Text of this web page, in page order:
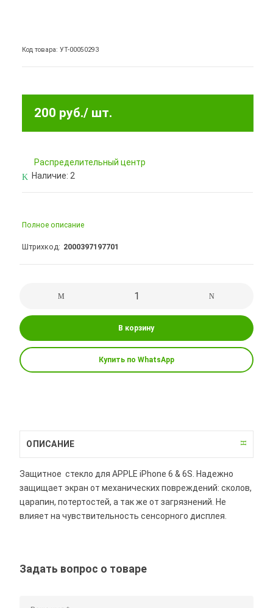
Код товара: УТ-00050293
200 руб./ шт.
Pаспределительный центр
Наличие: 2
Полное описание
Штрихкод 2000397197701
В корзину
Купить по WhatsApp
ОПИСАНИЕ
Защитное стекло для APPLE iPhone 6 & 6S. Надежно
защищает экран от механических повреждений: сколов,
царапин, потертостей, а так же от загрязнений. Не
влияет на чувствительность сенсорного дисплея.
Задать вопрос о товаре